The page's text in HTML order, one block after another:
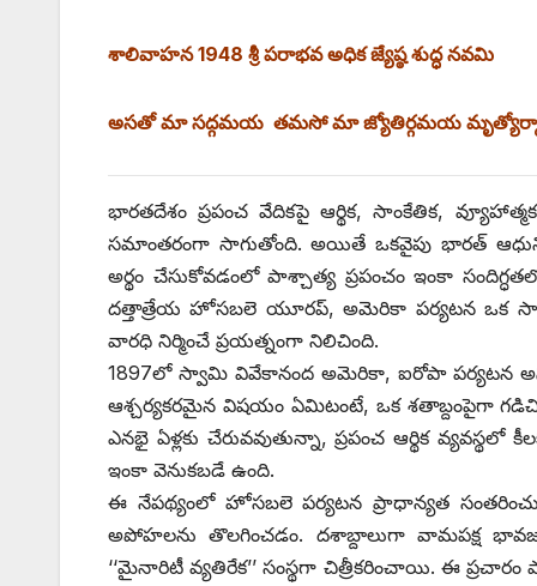
శాలివాహన 1948 శ్రీ పరాభవ అధిక జ్యేష్ఠ శుద్ధ నవమి
అసతో మా సద్గమయ తమసో మా జ్యోతిర్గమయ
భారతదేశం ప్రపంచ వేదికపై ఆర్థిక, సాంకేతిక,
సమాంతరంగా సాగుతోంది. అయితే ఒకవైపు భారత్‌ ఆధునిక
అర్థం చేసుకోవడంలో పాశ్చాత్య ప్రపంచం ఇంకా
దత్తాత్రేయ హోసబలె యూరప్‌, అమెరికా పర్యటన ఒక
వారధి నిర్మించే ప్రయత్నంగా నిలిచింది.
1897లో స్వామి వివేకానంద అమెరికా, ఐరోపా పర్యటన
ఆశ్చర్యకరమైన విషయం ఏమిటంటే, ఒక శతాబ్దంపైగా
ఎనభై ఏళ్లకు చేరువవుతున్నా, ప్రపంచ ఆర్థిక
ఇంకా వెనుకబడే ఉంది.
ఈ నేపథ్యంలో హోసబలె పర్యటన ప్రాధాన్యత
అపోహలను తొలగించడం. దశాబ్దాలుగా వామపక్ష
‘‘మైనారిటీ వ్యతిరేక’’ సంస్థగా చిత్రీకరించాయి. ఈ